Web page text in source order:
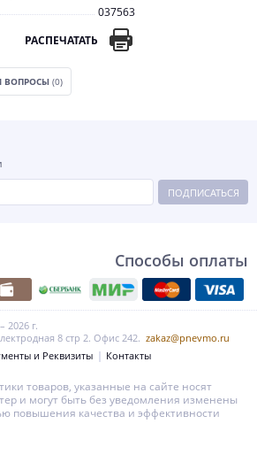
037563
РАСПЕЧАТАТЬ
ВОПРОСЫ (0)
ПОДПИСАТЬСЯ
Способы оплаты
г.
8 стр 2. Офис 242. zakaz@pnevmo.ru
и Реквизиты Контакты
товаров, указанные на сайте носят
и могут быть без уведомления изменены
повышения качества и эффективности